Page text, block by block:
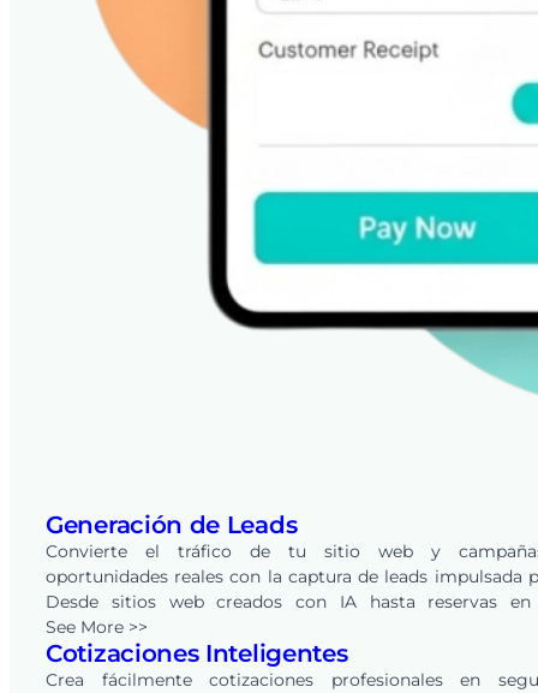
Generación de Leads
Convierte el tráfico de tu sitio web y
oportunidades reales con la captura de leads impulsada
Desde sitios web creados con IA hasta reservas en
integradas, cada solicitud se convierte en un lead en tu
de FieldPie, listo para rastrear, calificar y convertir a
CRM integrado.
See More >>
Cotizaciones Inteligentes
Crea fácilmente cotizaciones profesionales en